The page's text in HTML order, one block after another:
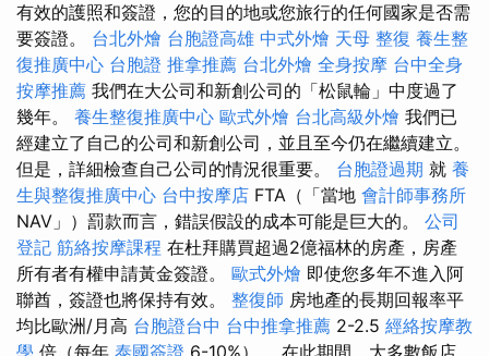
有效的護照和簽證，您的目的地或您旅行的任何國家是否需
要簽證。 台北外燴 台胞證高雄 中式外燴 天母 整復 養生整
復推廣中心 台胞證 推拿推薦 台北外燴 全身按摩 台中全身
按摩推薦 我們在大公司和新創公司的「松鼠輪」中度過了
幾年。 養生整復推廣中心 歐式外燴 台北高級外燴 我們已
經建立了自己的公司和新創公司，並且至今仍在繼續建立。
但是，詳細檢查自己公司的情況很重要。 台胞證過期 就 養
生與整復推廣中心 台中按摩店 FTA（「當地 會計師事務所
NAV」）罰款而言，錯誤假設的成本可能是巨大的。 公司
登記 筋絡按摩課程 在杜拜購買超過2億福林的房產，房產
所有者有權申請黃金簽證。 歐式外燴 即使您多年不進入阿
聯酋，簽證也將保持有效。 整復師 房地產的長期回報率平
均比歐洲/月高 台胞證台中 台中推拿推薦 2-2.5 經絡按摩教
學 倍（每年 泰國簽證 6-10%）。 在此期間，大多數飯店